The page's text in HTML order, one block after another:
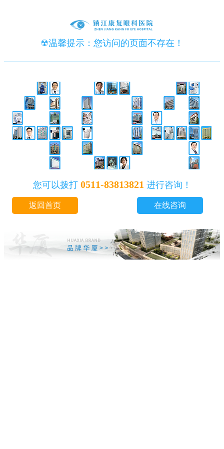
☢温馨提示：您访问的页面不存在！
您可以拨打 0511-83813821 进行咨询！
返回首页 在线咨询